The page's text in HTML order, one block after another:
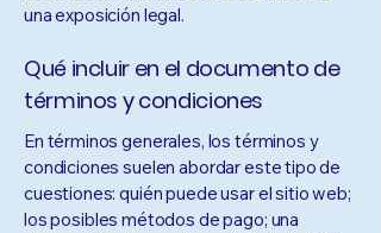
una exposición legal.
Qué incluir en el documento de
términos y condiciones
En términos generales, los términos y
condiciones suelen abordar este tipo de
cuestiones: quién puede usar el sitio web;
los posibles métodos de pago; una